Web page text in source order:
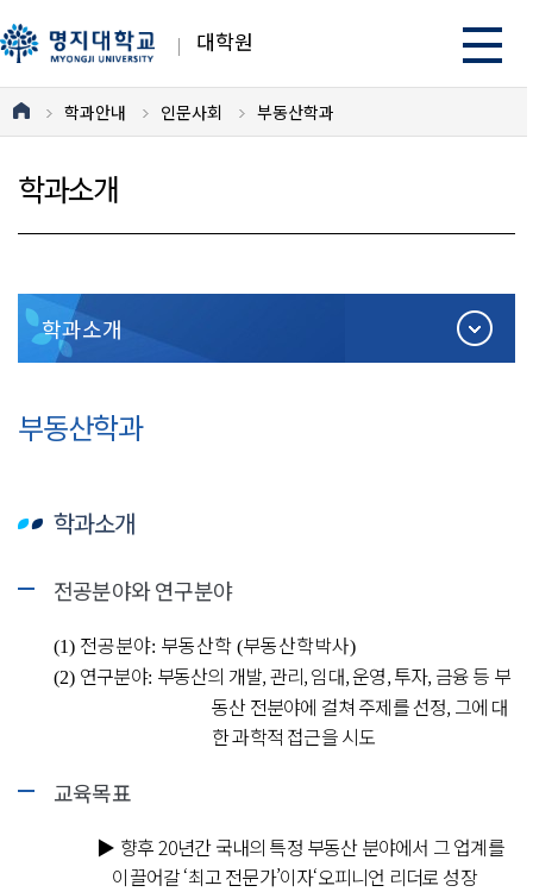
대학원
학과안내 인문사회 부동산학과
학과소개
학과소개
부동산학과
학과소개
전공분야와 연구분야
(1) 전공분야: 부동산학 (부동산학박사)
(2) 연구분야: 부동산의 개발, 관리, 임대, 운영, 투자, 금융 등 부
동산 전분야에 걸쳐 주제를 선정, 그에 대
한 과학적 접근을 시도
교육목표
▶ 향후 20년간 국내의 특정 부동산 분야에서 그 업계를
이끌어갈 ‘최고 전문가’이자‘오피니언 리더로 성장